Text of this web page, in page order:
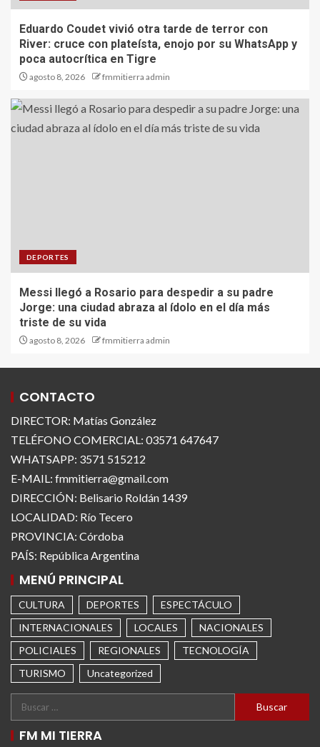
Eduardo Coudet vivió otra tarde de terror con
River: cruce con plateísta, enojo por su WhatsApp y
poca autocrítica en Tigre
agosto 8, 2026 fmmitierra admin
DEPORTES
Messi llegó a Rosario para despedir a su padre
Jorge: una ciudad abraza al ídolo en el día más
triste de su vida
agosto 8, 2026 fmmitierra admin
CONTACTO
DIRECTOR: Matías González
TELÉFONO COMERCIAL: 03571 647647
WHATSAPP: 3571 515212
E-MAIL: fmmitierra@gmail.com
DIRECCIÓN: Belisario Roldán 1439
LOCALIDAD: Río Tecero
PROVINCIA: Córdoba
PAÍS: República Argentina
MENÚ PRINCIPAL
CULTURA DEPORTES
ESPECTÁCULO
INTERNACIONALES
LOCALES
NACIONALES
POLICIALES
REGIONALES
TECNOLOGÍA
TURISMO
Uncategorized
FM MI TIERRA